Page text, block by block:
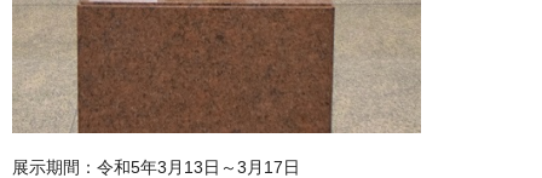
展示期間：令和5年3月13日～3月17日